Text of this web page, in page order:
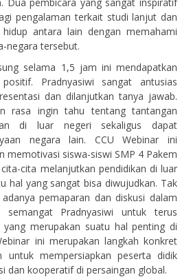
pengalaman terkait studi lanjut dan
antara lain dengan memahami
negara tersebut.
selama 1,5 jam ini mendapatkan
Pradnyasiwi sangat antusias
dan dilanjutkan tanya jawab.
rasa ingin tahu tentang tantangan
di luar negeri sekaligus dapat
negara lain. CCU Webinar ini
memotivasi siswa-siswi SMP 4 Pakem
cita melanjutkan pendidikan di luar
hal yang sangat bisa diwujudkan. Tak
pemaparan dan diskusi dalam
semangat Pradnyasiwi untuk terus
merupakan suatu hal penting di
ini merupakan langkah konkret
untuk mempersiapkan peserta didik
dan kooperatif di persaingan global.